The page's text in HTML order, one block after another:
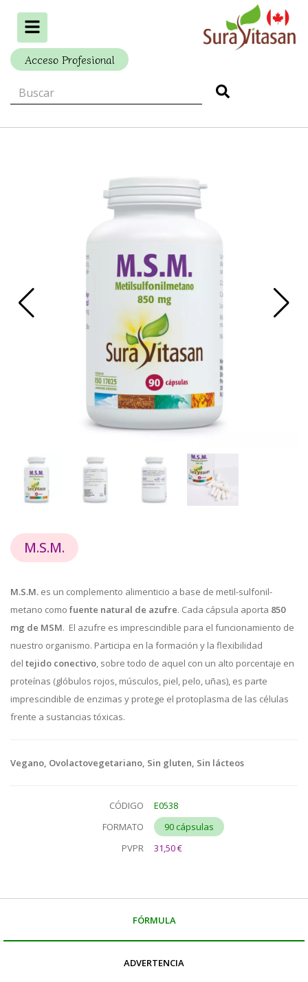
Alternar
navegación
Acceso Profesional
M.S.M.
M.S.M. es un complemento alimenticio a base de metil-sulfonil-
metano como fuente natural de azufre. Cada cápsula aporta 850
mg de MSM. El azufre es imprescindible para el funcionamiento de
nuestro organismo. Participa en la formación y la flexibilidad
del tejido conectivo , sobre todo de aquel con un alto porcentaje en
proteínas (glóbulos rojos, músculos, piel, pelo, uñas), es parte
imprescindible de enzimas y protege el protoplasma de las células
frente a sustancias tóxicas.
Vegano, Ovolactovegetariano, Sin gluten, Sin lácteos
CÓDIGO
E0538
FORMATO
90 cápsulas
PVPR
31,50 €
FÓRMULA
ADVERTENCIA